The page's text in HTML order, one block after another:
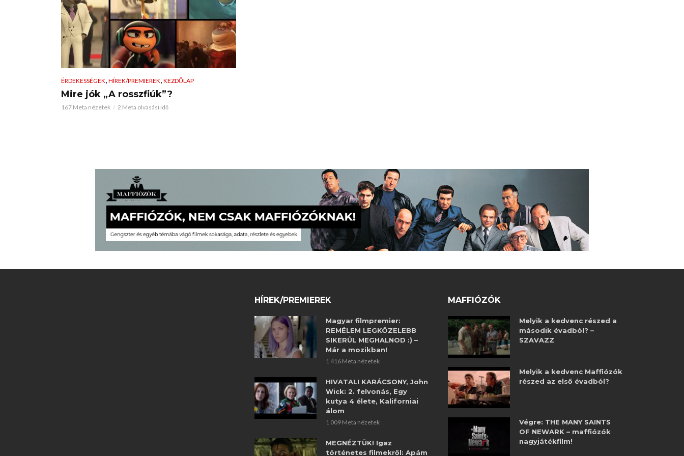
ÉRDEKESSÉGEK HÍREK/PREMIEREK KEZDŐLAP
Mire jók „A rosszfiúk”?
167 Meta nézetek 2 Meta olvasási idő
HÍREK/PREMIEREK
Magyar filmpremier:
REMÉLEM LEGKÖZELEBB
SIKERÜL MEGHALNOD :) –
Már a mozikban!
1 416 Meta nézetek
HIVATALI KARÁCSONY, John
Wick: 2. felvonás, Egy
kutya 4 élete, Kaliforniai
álom
1 009 Meta nézetek
MEGNÉZTÜK! Igaz
történetes filmekről: Apám
MAFFIÓZÓK
Melyik a kedvenc részed a
második évadból? –
SZAVAZZ
Melyik a kedvenc Maffiózók
részed az első évadból?
Végre: THE MANY SAINTS
OF NEWARK – maffiózók
nagyjátékfilm!